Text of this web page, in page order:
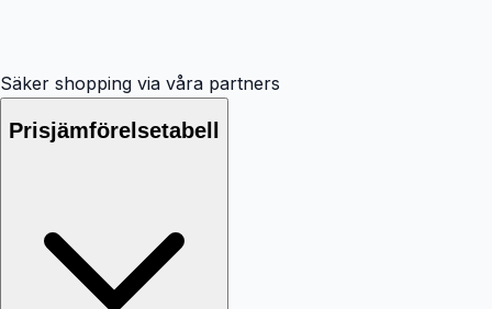
Säker shopping via våra partners
Prisjämförelsetabell